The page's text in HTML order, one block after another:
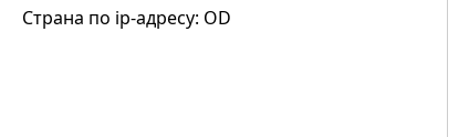
Страна по ip-адресу: OD